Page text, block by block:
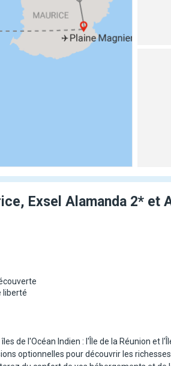
Exsel Alamanda 2* et
liberté
de l'Océan Indien : l'Île de la Réunion et
optionnelles pour découvrir les